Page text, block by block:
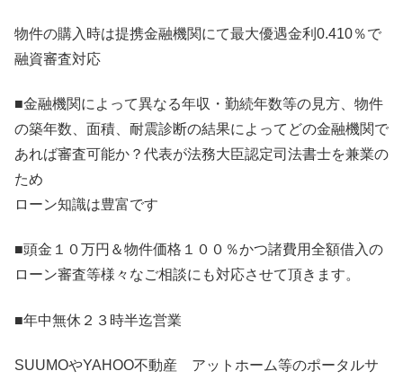
物件の購入時は提携金融機関にて最大優遇金利0.410％で
融資審査対応
■金融機関によって異なる年収・勤続年数等の見方、物件
の築年数、面積、耐震診断の結果によってどの金融機関で
あれば審査可能か？代表が法務大臣認定司法書士を兼業の
ため
ローン知識は豊富です
■頭金１０万円＆物件価格１００％かつ諸費用全額借入の
ローン審査等様々なご相談にも対応させて頂きます。
■年中無休２３時半迄営業
SUUMOやYAHOO不動産 アットホーム等のポータルサ